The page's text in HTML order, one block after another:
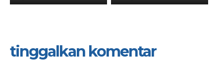
tinggalkan komentar